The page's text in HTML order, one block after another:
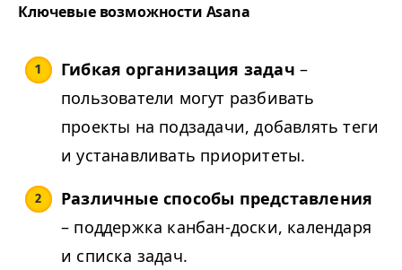
Ключевые возможности Asana
Гибкая организация задач –
пользователи могут разбивать
проекты на подзадачи, добавлять теги
и устанавливать приоритеты.
Различные способы представления
– поддержка канбан-доски, календаря
и списка задач.